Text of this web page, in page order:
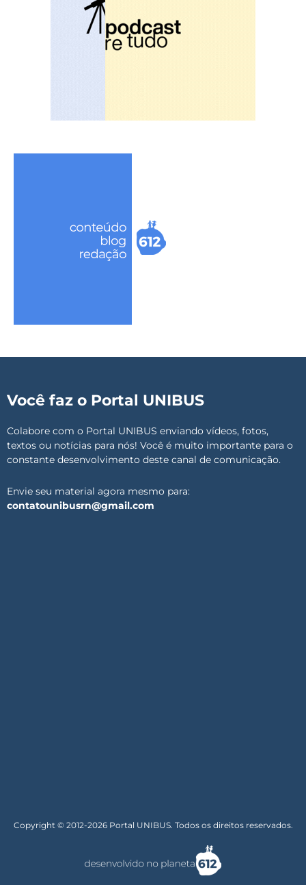
Você faz o Portal UNIBUS
Colabore com o Portal UNIBUS enviando vídeos, fotos,
textos ou notícias para nós! Você é muito importante para o
constante desenvolvimento deste canal de comunicação.
Envie seu material agora mesmo para:
contatounibusrn@gmail.com
Copyright © 2012-2026 Portal UNIBUS. Todos os direitos reservados.